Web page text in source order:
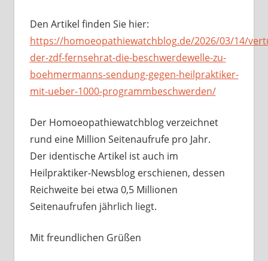
Den Artikel finden Sie hier:
https://homoeopathiewatchblog.de/2026/03/14/
der-zdf-fernsehrat-die-beschwerdewelle-zu-
boehmermanns-sendung-gegen-heilpraktiker-
mit-ueber-1000-programmbeschwerden/
Der Homoeopathiewatchblog verzeichnet
rund eine Million Seitenaufrufe pro Jahr.
Der identische Artikel ist auch im
Heilpraktiker-Newsblog erschienen, dessen
Reichweite bei etwa 0,5 Millionen
Seitenaufrufen jährlich liegt.
Mit freundlichen Grüßen